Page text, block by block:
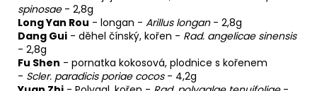
spinosae - 2,8g
Long Yan Rou - longan - Arillus longan- 2,8g
Dang Gui - děhel čínský, kořen - Rad. angelicae sinensis
- 2,8g
Fu Shen - pornatka kokosová, plodnice s kořenem
- Scler. paradicis poriae cocos- 4,2g